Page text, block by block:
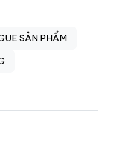
SẢN PHẨM